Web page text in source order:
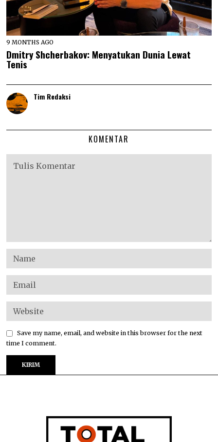
9 MONTHS AGO
Dmitry Shcherbakov: Menyatukan Dunia Lewat
Tenis
Tim Redaksi
KOMENTAR
Save my name, email, and website in this browser for the next
time I comment.